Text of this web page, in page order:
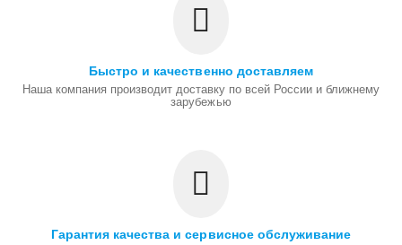
Быстро и качественно доставляем
Наша компания производит доставку по всей России и ближнему
зарубежью
Гарантия качества и сервисное обслуживание